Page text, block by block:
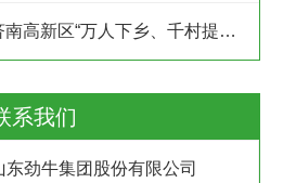
济南高新区“万人下乡、千村提升”工程村企结对共建行动
系我们
东劲牛集团股份有限公司